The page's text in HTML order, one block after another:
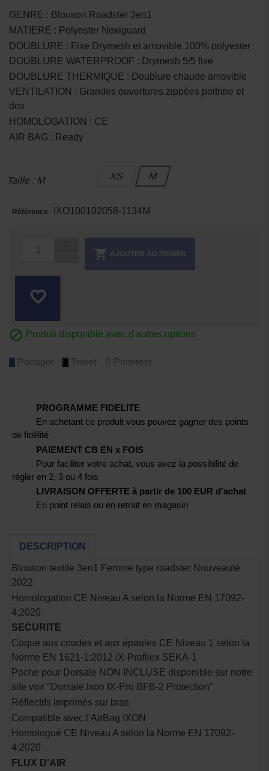
GENRE : Blouson Roadster 3en1
MATIERE : Polyester Noxiguard
DOUBLURE : Fixe Drymesh et amovible 100% polyester
DOUBLURE WATERPROOF : Drymesh 5/5 fixe
DOUBLURE THERMIQUE : Doublure chaude amovible
VENTILATION : Grandes ouvertures zippées poitrine et
dos
HOMOLOGATION : CE
AIR BAG : Ready
Taille : M XS M
Référence IXO100102058-1134M
 AJOUTER AU PANIER
favorite_border
 Produit disponible avec d'autres options
Partager Tweet Pinterest
PROGRAMME FIDELITE
En achetant ce produit vous pouvez gagner des points
de fidélité
PAIEMENT CB EN x FOIS
Pour faciliter votre achat, vous avez la possibilité de
régler en 2, 3 ou 4 fois
LIVRAISON OFFERTE à partir de 100 EUR d'achat
En point relais ou en retrait en magasin
DESCRIPTION
Blouson textile 3en1 Femme type roadster Nouveauté
2022
Homologation CE Niveau A selon la Norme EN 17092-
4:2020
SECURITE
Coque aux coudes et aux épaules CE Niveau 1 selon la
Norme EN 1621-1:2012 iX-Profilex SEKA-1
Poche pour Dorsale NON INCLUSE disponible sur notre
site voir "Dorsale Ixon IX-Pro BFB-2 Protection"
Réflectifs imprimés sur bras
Compatible avec l’AirBag IXON
Homologué CE Niveau A selon la Norme EN 17092-
4:2020
FLUX D'AIR